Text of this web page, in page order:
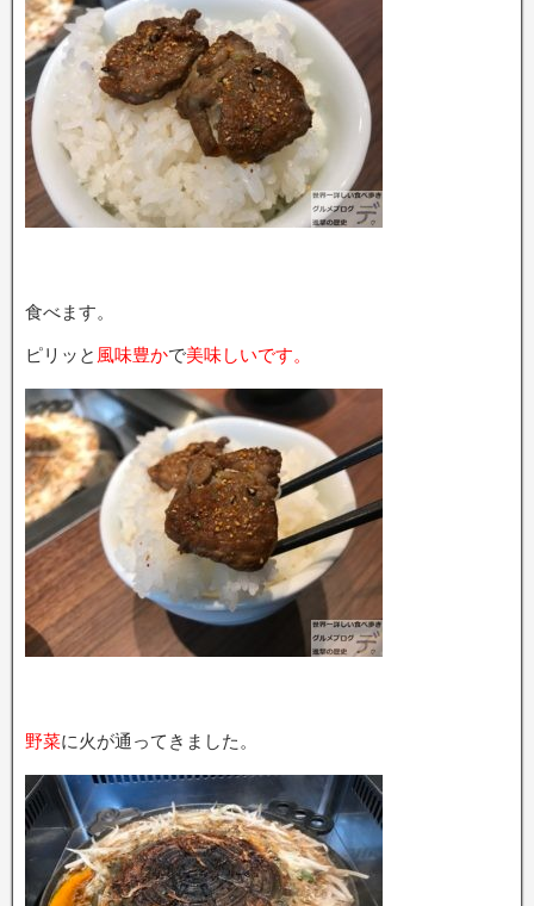
食べます。
ピリッと 風味豊かで美味しいです。
野菜に火が通ってきました。